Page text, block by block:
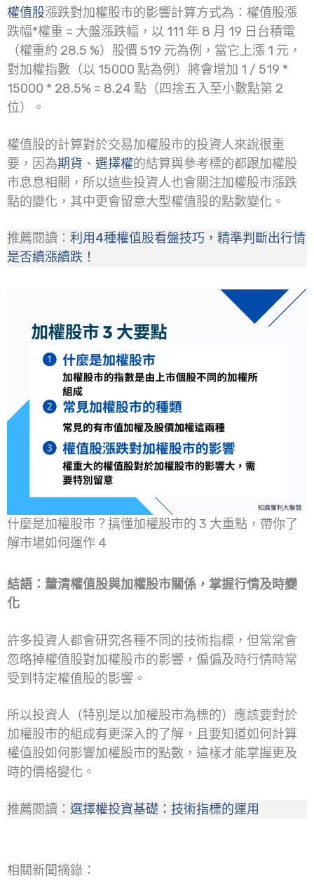
權值股漲跌對加權股市的影響計算方式為：權值股漲
跌幅*權重 = 大盤漲跌幅，以 111 年 8 月 19 日台積電
（權重約 28.5 %）股價 519 元為例，當它上漲 1 元，
對加權指數（以 15000 點為例）將會增加 1 / 519 *
15000 * 28.5% = 8.24 點（四捨五入至小數點第 2
位）。
權值股的計算對於交易加權股市的投資人來說很重
要，因為期貨 、 選擇權的結算與參考標的都跟加權股
市息息相關，所以這些投資人也會關注加權股市漲跌
點的變化，其中更會留意大型權值股的點數變化。
推薦閱讀： 利用4種權值股看盤技巧，精準判斷出行情
是否續漲續跌！
什麼是加權股市？搞懂加權股市的 3 大重點，帶你了
解市場如何運作 4
結語：釐清權值股與加權股市關係，掌握行情及時變
化
許多投資人都會研究各種不同的技術指標，但常常會
忽略掉權值股對加權股市的影響，偏偏及時行情時常
受到特定權值股的影響。
所以投資人（特別是以加權股市為標的）應該要對於
加權股市的組成有更深入的了解，且要知道如何計算
權值股如何影響加權股市的點數，這樣才能掌握更及
時的價格變化。
推薦閱讀： 選擇權投資基礎：技術指標的運用
相關新聞摘錄：